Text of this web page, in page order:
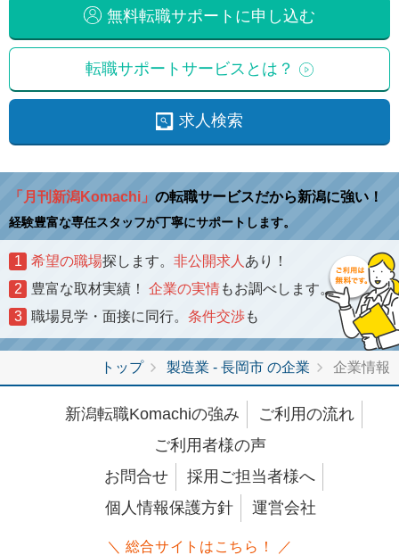
無料転職サポートに申し込む
転職サポートサービスとは？
求人検索
「月刊新潟Komachi」 の転職サービスだから新潟に強い！
経験豊富な専任スタッフが丁寧にサポートします。
1 希望の職場探します。 非公開求人 あり！
2
豊富な取材実績！ 企業の実情もお調べします。
3
職場見学・面接に同行。 条件交渉も
トップ 製造業 - 長岡市 の企業 企業情報
新潟転職Komachiの強み
ご利用の流れ
ご利用者様の声
お問合せ
採用ご担当者様へ
個人情報保護方針
運営会社
＼ 総合サイトはこちら！ ／